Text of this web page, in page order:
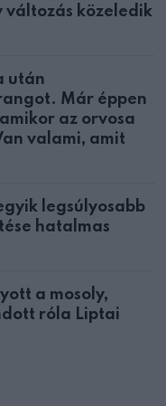
közeledik
után
Már éppen
az orvosa
valami, amit
legsúlyosabb
hatalmas
a mosoly,
róla Liptai